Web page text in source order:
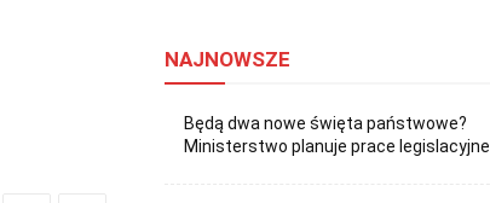
NAJNOWSZE
Będą dwa nowe święta państwowe?
Ministerstwo planuje prace legislacyjne